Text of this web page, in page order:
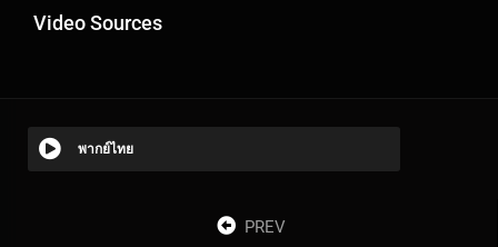
Video Sources
พากย์ไทย
PREV